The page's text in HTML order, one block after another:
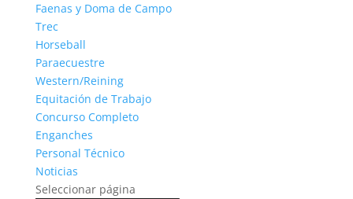
Faenas y Doma de Campo
Trec
Horseball
Paraecuestre
Western/Reining
Equitación de Trabajo
Concurso Completo
Enganches
Personal Técnico
Noticias
Seleccionar página